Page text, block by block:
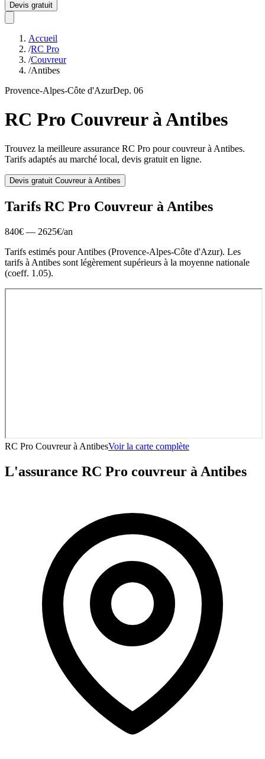
Devis gratuit
Accueil
/RC Pro
/Couvreur
/Antibes
Provence-Alpes-Côte d'AzurDep. 06
RC Pro CouvreuràAntibes
Trouvez la meilleure assurance RC Pro pourcouvreurà Antibes.
Tarifs adaptés au marché local, devis gratuit en ligne.
Devis gratuit Couvreurà Antibes
Tarifs RC Pro Couvreur à Antibes
840€ — 2625€/an
Tarifs estimés pourAntibes (Provence-Alpes-Côte d'Azur). Les
tarifs à Antibes sont légèrement supérieurs à la moyenne nationale
(coeff. 1.05).
RC Pro Couvreurà AntibesVoir la carte complète
L'assurance RC Pro couvreur à Antibes